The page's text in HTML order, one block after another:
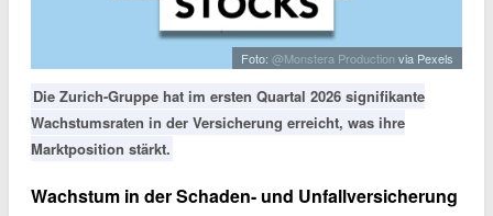
Foto: @Monstera Production via Pexels
Die Zurich-Gruppe hat im ersten Quartal 2026 signifikante
Wachstumsraten in der Versicherung erreicht, was ihre
Marktposition stärkt.
Wachstum in der Schaden- und Unfallversicherung